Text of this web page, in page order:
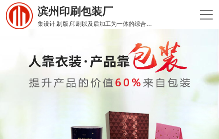
滨州印刷包装厂
集设计,制版,印刷以及后加工为一体的综合性印刷企业